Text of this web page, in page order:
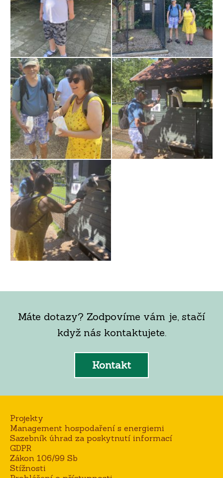
Máte dotazy? Zodpovíme vám je, stačí
když nás kontaktujete.
Kontakt
Projekty
Management hospodaření s energiemi
Sazebník úhrad za poskytnutí informací
GDPR
Zákon 106/99 Sb
Stížnosti